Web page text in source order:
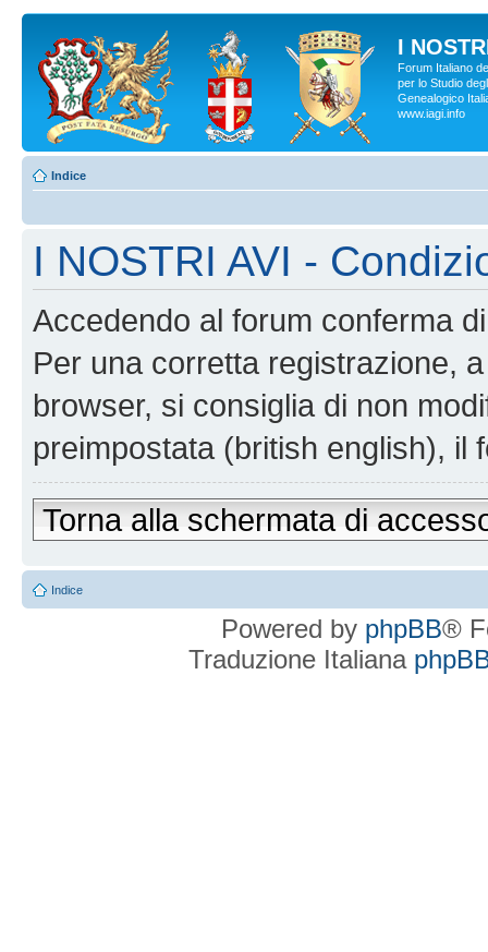
I
Forum Italiano
per lo Studio
Genealogico
www.iagi.info
Indice
I NOSTRI AVI -
Accedendo al forum conferma
Per una corretta registrazione,
browser, si consiglia di non
preimpostata (british english), il
Torna alla schermata di
Indice
Powered by phpBB®
Traduzione Italiana